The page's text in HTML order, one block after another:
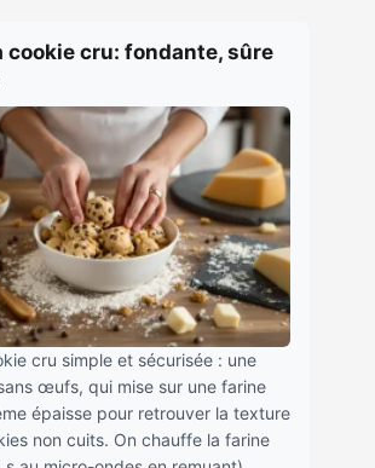
cookie cru: fondante, sûre
cru simple et sécurisée : une
œufs, qui mise sur une farine
épaisse pour retrouver la texture
non cuits. On chauffe la farine